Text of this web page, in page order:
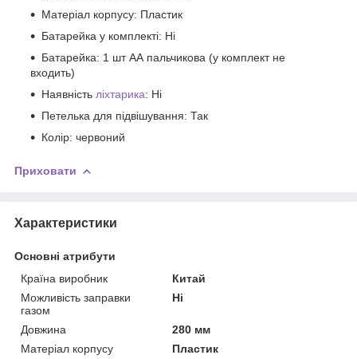
Матеріал корпусу: Пластик
Батарейка у комплекті: Ні
Батарейка: 1 шт АА пальчикова (у комплект не
входить)
Наявність ліхтарика: Ні
Петелька для підвішування: Так
Колір: червоний
Приховати
Характеристики
Основні атрибути
Країна виробник
Китай
Можливість заправки
газом
Ні
Довжина
280 мм
Матеріал корпусу
Пластик